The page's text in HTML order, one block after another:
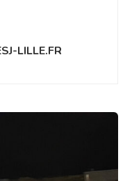
LILLE.FR